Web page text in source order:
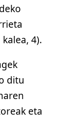
4).
ditu
eta